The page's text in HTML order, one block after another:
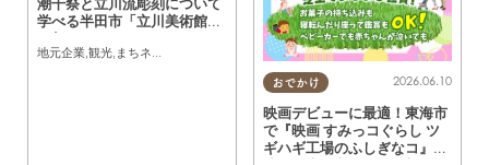
潮干祭と立川流彫刻について
学べる半田市「立川美術館」
に行ってみた
地元企業 観光 まちネタ おひとりさま
おでかけ 2026.06.10
映画デビューに最適！東海市
で『映画 すみっコぐらし ツ
ギハギ工場のふしぎなコ』上